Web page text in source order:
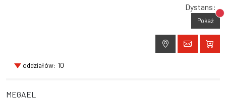
Dystans:
Pokaż
oddziałów: 10
MEGAEL